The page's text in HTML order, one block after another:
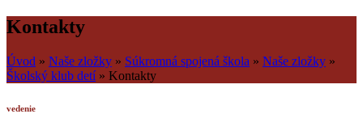
Kontakty
Úvod » Naše zložky » Súkromná spojená škola » Naše zložky »
Školský klub detí» Kontakty
vedenie